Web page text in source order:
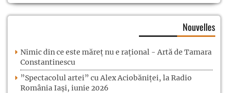
Nouvelles
Nimic din ce este măreț nu e rațional - Artă de Tamara
Constantinescu
”Spectacolul artei” cu Alex Aciobăniței, la Radio
România Iași, iunie 2026